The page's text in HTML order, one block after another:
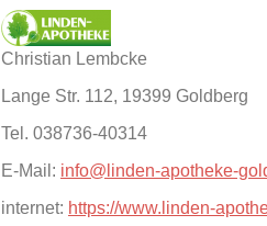
Christian Lembcke
Lange Str. 112, 19399 Goldberg
Tel. 038736-40314
E-Mail: info@linden-apotheke-
internet: https://www.linden-